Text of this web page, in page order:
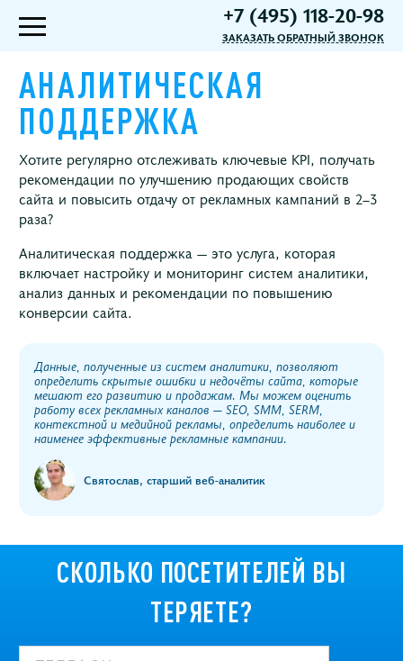
+7 (495) 118-20-98
ЗАКАЗАТЬ ОБРАТНЫЙ ЗВОНОК
АНАЛИТИЧЕСКАЯ
ПОДДЕРЖКА
Хотите регулярно отслеживать ключевые KPI, получать
рекомендации по улучшению продающих свойств
сайта и повысить отдачу от рекламных кампаний в 2–3
раза?
Аналитическая поддержка — это услуга, которая
включает настройку и мониторинг систем аналитики,
анализ данных и рекомендации по повышению
конверсии сайта.
Данные, полученные из систем аналитики, позволяют
определить скрытые ошибки и недочёты сайта, которые
мешают его развитию и продажам. Мы можем оценить
работу всех рекламных каналов — SEO, SMM, SERM,
контекстной и медийной рекламы, определить наиболее и
наименее эффективные рекламные кампании.
Святослав, старший веб-аналитик
СКОЛЬКО ПОСЕТИТЕЛЕЙ ВЫ
ТЕРЯЕТЕ?